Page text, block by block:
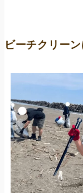
ビーチクリー